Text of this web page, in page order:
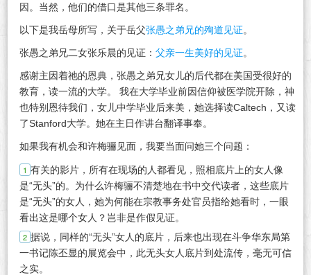
因。当然，他们的借口是其他三条罪名。
以下是我岳母所写，关于岳父张愚之弟兄的殉道见证。
张愚之弟兄二女张乐晨的见证：父亲一生美好的见证。
感谢主因着祂的恩典，张愚之弟兄女儿的后代都在美国受很好的
教育，读一流的大学。 我在大学毕业前因信仰被医学院开除，神
也特别恩待我们，女儿中学毕业后来美，她选择读Caltech，又读
了Stanford大学。她在主日作讲台翻译事奉。
如果我有机会和许梅骊见面，我要当面问她三个问题：
有关的影片，所有在现场的人都看见，照相底片上的女人像
是“无头”的。为什么许梅骊不清楚地在书中交代读者，这些底片
是“无头”的女人，她为何能在宗教事务处官员指给她看时，一眼
看出这是哪个女人？岂非是作假见证。
据说，同样的“无头”女人的底片，后来也出现在斗争华东局第
一书记陈丕显的展览会中，此无头女人底片到处流传，毫无可信
之实。